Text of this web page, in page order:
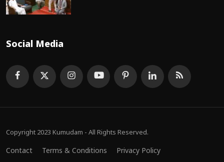
Social Media
Copyright 2023 Kumudam - All Rights Reserved.
Contact Terms & Conditions Privacy Policy